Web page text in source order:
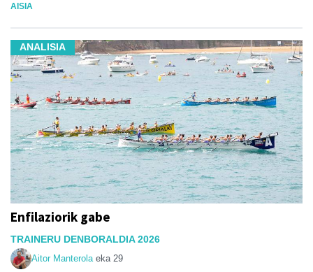
AISIA
ANALISIA
Enfilaziorik gabe
TRAINERU DENBORALDIA 2026
Aitor Manterola eka 29